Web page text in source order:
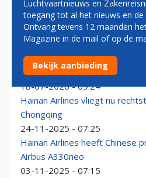
HAINAN
Airbus slaat grote slag in
A320neo’s en A350’s
18-07-2026 - 09:24
Hainan Airlines vliegt nu
Chongqing
24-11-2025 - 07:25
Hainan Airlines heeft Chinese
Airbus A330neo
03-11-2025 - 07:15
Luchtvaartnieuws en
toegang tot al het nieuws en de
Ontvang tevens 12 maanden
Magazine in de mail of op de
Bekijk aanbieding